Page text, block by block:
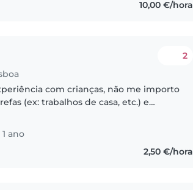
10,00 €/hora
2
com crianças, não me importo
(ex: trabalhos de casa, etc.) e
da minha..
ano
2,50 €/hora